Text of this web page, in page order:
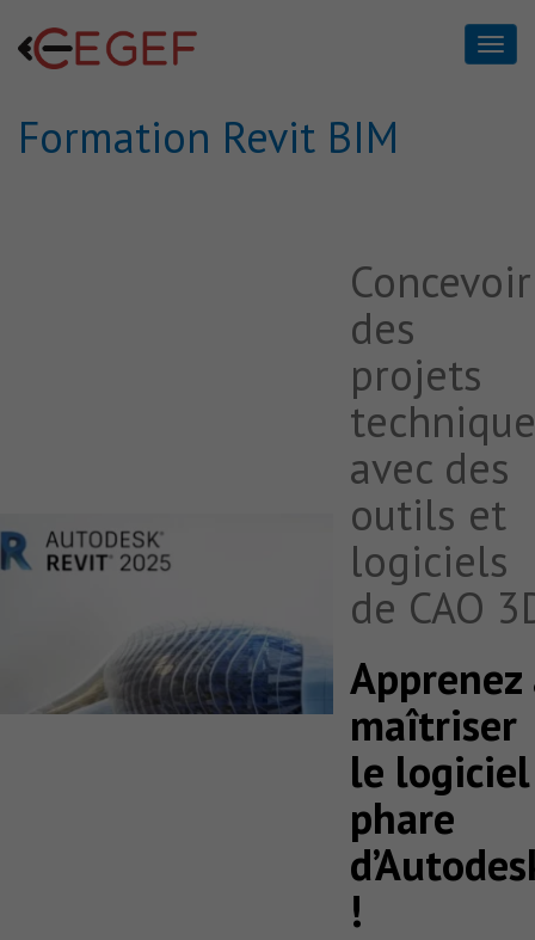
Formation Revit BIM
Formation Revit BIM
Concevoir
des
projets
avec des
outils et
logiciels
de CAO
Apprenez
maîtriser
le logiciel
phare
!